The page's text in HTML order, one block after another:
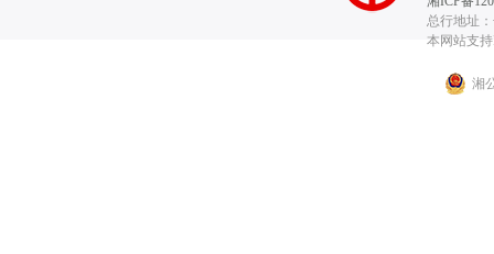
总行地址
本网站支
湘